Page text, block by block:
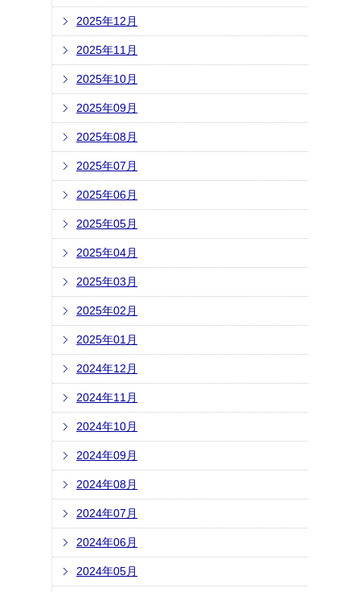
2025年12月
2025年11月
2025年10月
2025年09月
2025年08月
2025年07月
2025年06月
2025年05月
2025年04月
2025年03月
2025年02月
2025年01月
2024年12月
2024年11月
2024年10月
2024年09月
2024年08月
2024年07月
2024年06月
2024年05月